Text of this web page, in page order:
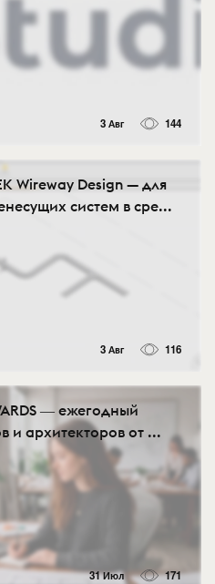
3 Авг 144
Wireway Design — для
систем в сре...
3 Авг 116
― ежегодный
и архитекторов от ...
31 Июл 171